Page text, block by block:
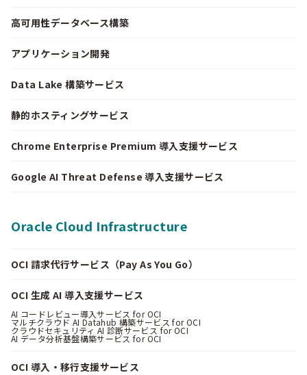
高可用性データベース構築
アプリケーション開発
Data Lake 構築サービス
静的ホスティングサービス
Chrome Enterprise Premium 導入支援サービス
Google AI Threat Defense 導入支援サービス
Oracle Cloud Infrastructure
OCI 請求代行サービス（Pay As You Go）
OCI 生成 AI 導入支援サービス
AI コードレビュー導入サービス for OCI
マルチクラウド AI Datahub 構築サービス for OCI
クラウドセキュリティ AI 診断サービス for OCI
AI データ分析基盤構築サービス for OCI
OCI 導入・移行支援サービス